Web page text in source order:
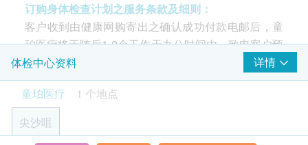
癌抗原15.3 (乳癌)
癌抗原72.4(胃癌)
癌抗原 19.9 (胰脏癌)
癌抗原125 (卵巢癌)
癌胚抗原 (大肠、胃、肺)
基本健康评估
血压
订购身体检查计划之服务条款及细则：
客户收到由健康网购寄出之确认成功付款电邮后，童
珀医疗将于随后1-2个工作天办公时间内，致电客户预
约身体检查的时间及地点。客户亦可致电2117 0035
查询。
年龄
身体检查计划只适用于18岁或以上之人士。
体检中心资料
详情
童珀医疗
1 个地点
尖沙咀